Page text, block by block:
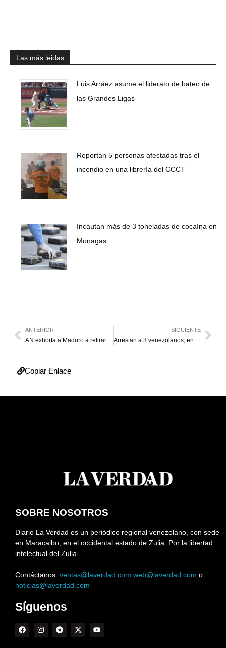
Las más leidas
Luis Arráez asume el liderato de bateo de
las Grandes Ligas
Reportan 5 personas afectadas tras el
incendio en una librería del CCCT
Incautan más de 3 toneladas de cocaína en
Monagas
ANTERIOR SIGUIENTE
Copiar Enlace
SOBRE NOSOTROS
Diario La Verdad es un periódico regional venezolano, con sede
en Maracaibo, en el occidental estado de Zulia. Por la libertad
intelectual del Zulia
Contáctanos: ventas@laverdad.com web@laverdad.com o
noticias@laverdad.com
Síguenos